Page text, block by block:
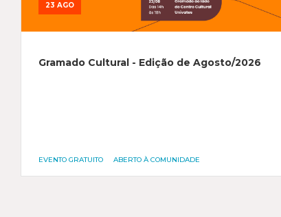
23 AGO
Gramado Cultural - Edição de Agosto/2026
EVENTO GRATUITO ABERTO À COMUNIDADE